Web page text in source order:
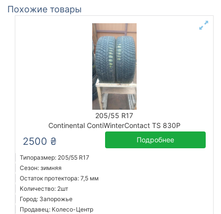
Похожие товары
205/55 R17
Continental ContiWinterContact TS 830P
2500 ₴ Подробнее
Типоразмер: 205/55 R17
Сезон: зимняя
Остаток протектора: 7,5 мм
Количество: 2шт
Город: Запорожье
Продавец: Колесо-Центр